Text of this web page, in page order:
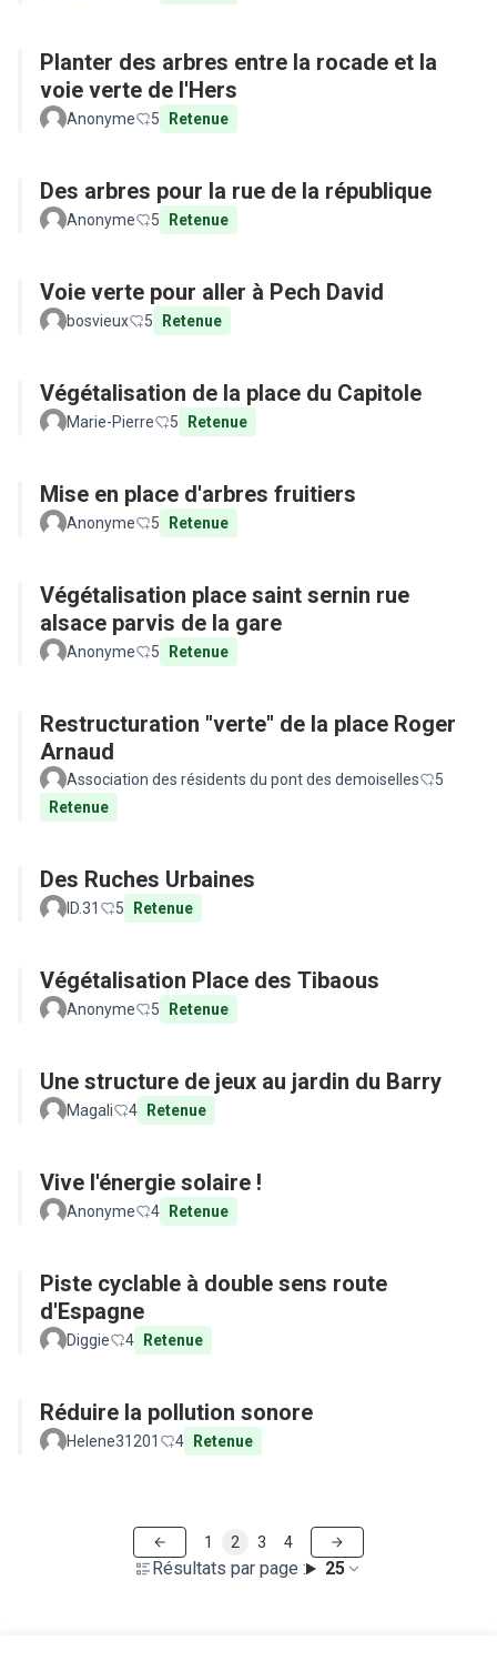
Planter des arbres entre la rocade et la
voie verte de l'Hers
Anonyme 5 Retenue
Des arbres pour la rue de la république
Anonyme 5 Retenue
Voie verte pour aller à Pech David
bosvieux 5 Retenue
Végétalisation de la place du Capitole
Marie-Pierre 5 Retenue
Mise en place d'arbres fruitiers
Anonyme 5 Retenue
Végétalisation place saint sernin rue
alsace parvis de la gare
Anonyme 5 Retenue
Restructuration "verte" de la place Roger
Arnaud
Association des résidents du pont des demoiselles
5
Retenue
Des Ruches Urbaines
ID.31 5 Retenue
Végétalisation Place des Tibaous
Anonyme 5 Retenue
Une structure de jeux au jardin du Barry
Magali 4 Retenue
Vive l'énergie solaire !
Anonyme 4 Retenue
Piste cyclable à double sens route
d'Espagne
Diggie 4 Retenue
Réduire la pollution sonore
Helene31201 4 Retenue
Résultats par page : 25
1 2 3 4